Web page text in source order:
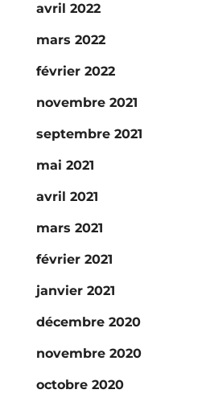
avril 2022
mars 2022
février 2022
novembre 2021
septembre 2021
mai 2021
avril 2021
mars 2021
février 2021
janvier 2021
décembre 2020
novembre 2020
octobre 2020